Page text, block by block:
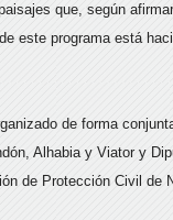
que, según
este programa está
de forma
Alhabia y Viator y
de Protección Civil de